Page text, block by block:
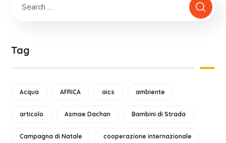
Tag
Acqua AFRICA aics ambiente
articolo Asmae Dachan Bambini di Strada
Campagna di Natale cooperazione internazionale